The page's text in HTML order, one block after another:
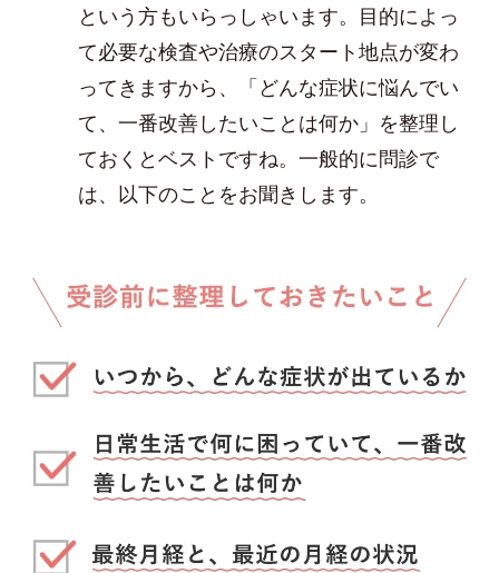
という方もいらっしゃいます。目的によっ
て必要な検査や治療のスタート地点が変わ
ってきますから、「どんな症状に悩んでい
て、一番改善したいことは何か」を整理し
ておくとベストですね。一般的に問診で
は、以下のことをお聞きします。